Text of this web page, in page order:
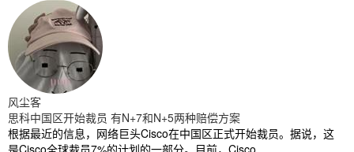
风尘客
思科中国区开始裁员 有N+7和N+5两种赔偿方案
根据最近的信息，网络巨头Cisco在中国区正式开始裁员。据说，这
是Cisco全球裁员7%的计划的一部分。目前，Cisco